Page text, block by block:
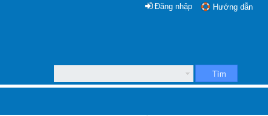
Hướng dẫn
Đăng nhập
Tìm